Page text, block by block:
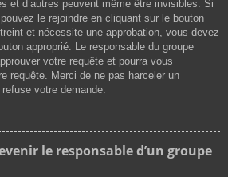
et d’autres peuvent même être invisibles. Si
le rejoindre en cliquant sur le bouton
et nécessite une approbation, vous devez
approprié. Le responsable du groupe
votre requête et pourra vous
requête. Merci de ne pas harceler un
votre demande.
le responsable d’un groupe